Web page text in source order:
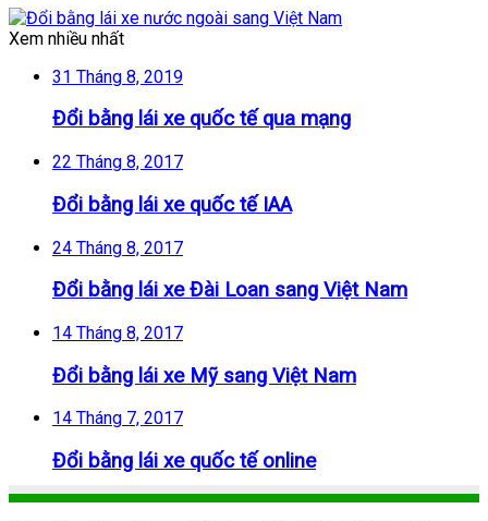
Xem nhiều nhất
31 Tháng 8, 2019
Đổi bằng lái xe quốc tế qua mạng
22 Tháng 8, 2017
Đổi bằng lái xe quốc tế IAA
24 Tháng 8, 2017
Đổi bằng lái xe Đài Loan sang Việt Nam
14 Tháng 8, 2017
Đổi bằng lái xe Mỹ sang Việt Nam
14 Tháng 7, 2017
Đổi bằng lái xe quốc tế online